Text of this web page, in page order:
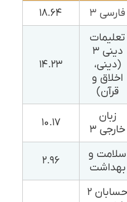
فارسی ۳
۱۸.۶۴
تعلیمات
دینی ۳
(دینی،
اخلاق و
قرآن)
۱۴.۲۳
زبان
خارجی ۳
۱۰.۱۷
سلامت و
بهداشت
۲.۹۶
حسابان ۲